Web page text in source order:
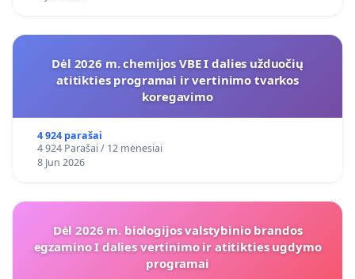
Dėl 2026 m. chemijos VBE I dalies užduočių
atitikties programai ir vertinimo tvarkos
koregavimo
4 924 parašai
4 924 Parašai / 12 mėnesiai
8 Jun 2026
Dėl 2026 m. biologijos valstybinio brandos
egzamino I dalies vertinimo ir atitikties ugdymo
programai